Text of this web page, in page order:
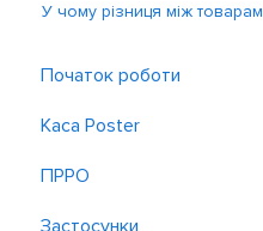
У чому різниця між
Початок роботи
Знайомство з Poster
Реєстрація та вхід
Каса Poster
Загальне
Обслуговування біля
ПРРО
Налаштування
Застосунки